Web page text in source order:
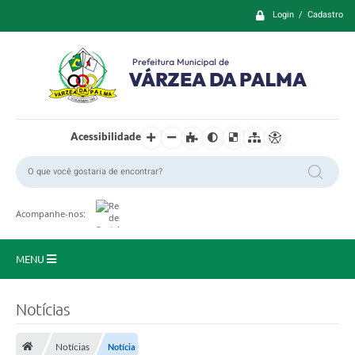
Login / Cadastro
Acessibilidade
Acompanhe-nos:
MENU
Notícias
Notícias Notícia